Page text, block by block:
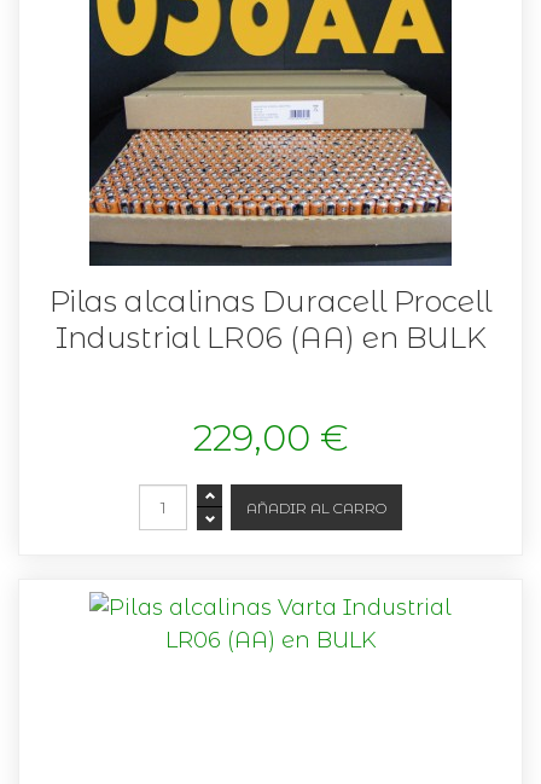
Pilas alcalinas Duracell Procell
Industrial LR06 (AA) en BULK
229,00 €